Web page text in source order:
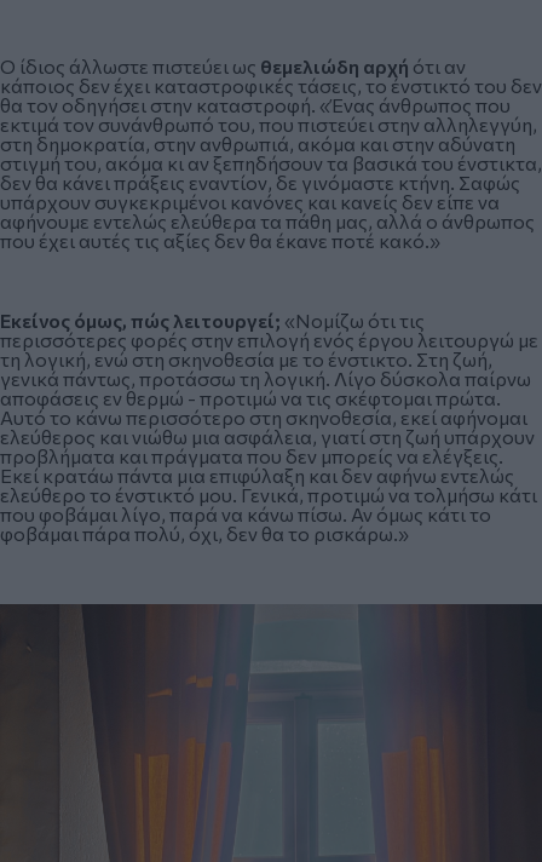
Ο ίδιος άλλωστε πιστεύει ως θεμελιώδη αρχή ότι αν
κάποιος δεν έχει καταστροφικές τάσεις, το ένστικτό του δεν
θα τον οδηγήσει στην καταστροφή. «Ένας άνθρωπος που
εκτιμά τον συνάνθρωπό του, που πιστεύει στην αλληλεγγύη,
στη δημοκρατία, στην ανθρωπιά, ακόμα και στην αδύνατη
στιγμή του, ακόμα κι αν ξεπηδήσουν τα βασικά του ένστικτα,
δεν θα κάνει πράξεις εναντίον, δε γινόμαστε κτήνη. Σαφώς
υπάρχουν συγκεκριμένοι κανόνες και κανείς δεν είπε να
αφήνουμε εντελώς ελεύθερα τα πάθη μας, αλλά ο άνθρωπος
που έχει αυτές τις αξίες δεν θα έκανε ποτέ κακό.»
Εκείνος όμως, πώς λειτουργεί; «Νομίζω ότι τις
περισσότερες φορές στην επιλογή ενός έργου λειτουργώ με
τη λογική, ενώ στη σκηνοθεσία με το ένστικτο. Στη ζωή,
γενικά πάντως, προτάσσω τη λογική. Λίγο δύσκολα παίρνω
αποφάσεις εν θερμώ - προτιμώ να τις σκέφτομαι πρώτα.
Αυτό το κάνω περισσότερο στη σκηνοθεσία, εκεί αφήνομαι
ελεύθερος και νιώθω μια ασφάλεια, γιατί στη ζωή υπάρχουν
προβλήματα και πράγματα που δεν μπορείς να ελέγξεις.
Εκεί κρατάω πάντα μια επιφύλαξη και δεν αφήνω εντελώς
ελεύθερο το ένστικτό μου. Γενικά, προτιμώ να τολμήσω κάτι
που φοβάμαι λίγο, παρά να κάνω πίσω. Αν όμως κάτι το
φοβάμαι πάρα πολύ, όχι, δεν θα το ρισκάρω.»